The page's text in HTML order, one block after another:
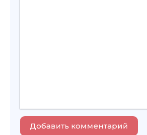
Добавить комментарий